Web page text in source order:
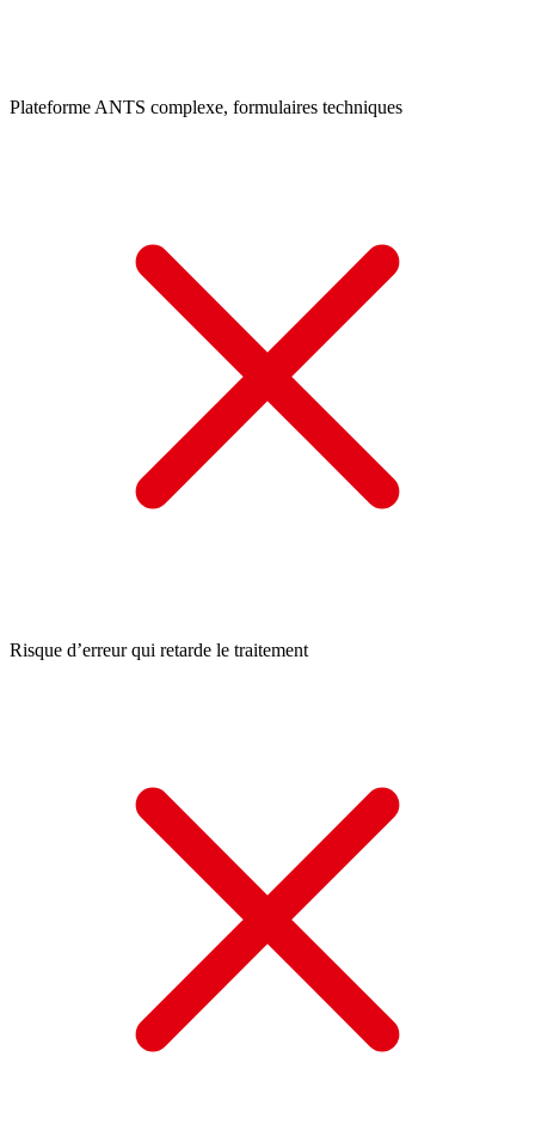
Plateforme ANTS complexe, formulaires techniques
Risque d’erreur qui retarde le traitement